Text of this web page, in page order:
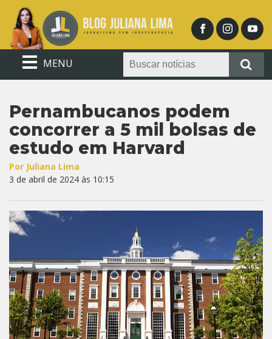
MENU
Pernambucanos podem
concorrer a 5 mil bolsas de
estudo em Harvard
Por Juliana Lima
3 de abril de 2024 às 10:15